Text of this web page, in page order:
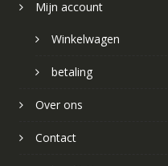
Mijn account
Winkelwagen
betaling
Over ons
Contact